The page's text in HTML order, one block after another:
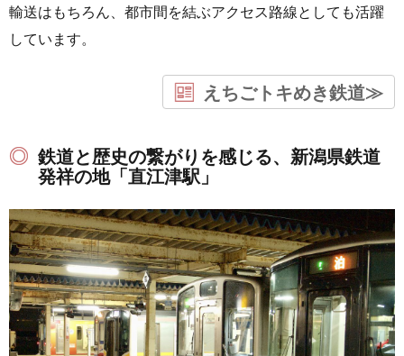
輸送はもちろん、都市間を結ぶアクセス路線としても活躍
しています。
えちごトキめき鉄道≫
鉄道と歴史の繋がりを感じる、新潟県鉄道
発祥の地「直江津駅」